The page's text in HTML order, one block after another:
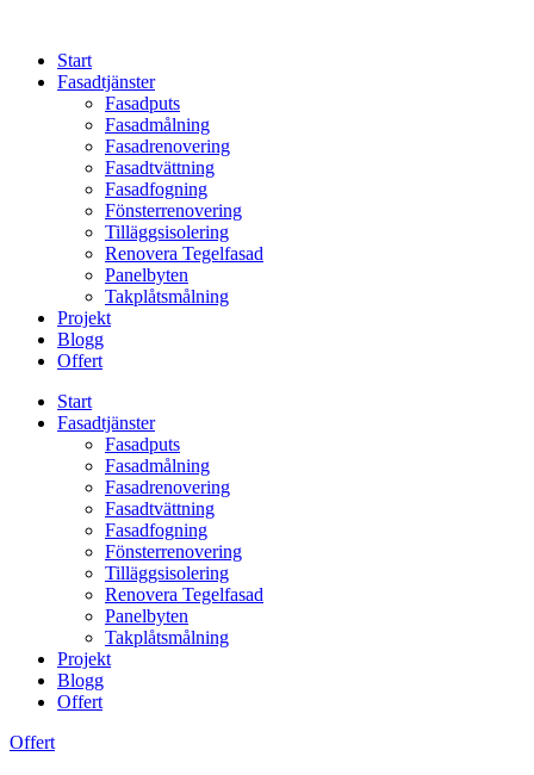
contentStart
Fasadtjänster
Fasadputs
Fasadmålning
Fasadrenovering
Fasadtvättning
Fasadfogning
Fönsterrenovering
Tilläggsisolering
Renovera Tegelfasad
Panelbyten
Takplåtsmålning
Projekt
Blogg
Offert
Start
Fasadtjänster
Fasadputs
Fasadmålning
Fasadrenovering
Fasadtvättning
Fasadfogning
Fönsterrenovering
Tilläggsisolering
Renovera Tegelfasad
Panelbyten
Takplåtsmålning
Projekt
Blogg
Offert
Offert